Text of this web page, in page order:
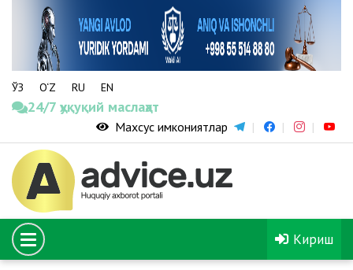
ЎЗ O‘Z RU EN
24/7 ҳуқуқий маслаҳат
Махсус имкониятлар
Кириш